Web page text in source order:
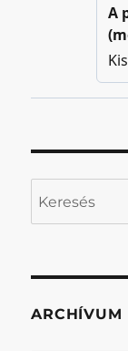
ARCHÍVUM